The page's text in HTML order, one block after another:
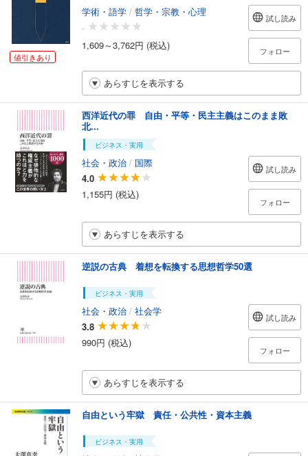
値引きあり
学術・語学 / 哲学・宗教・心理
-
1,609～3,762円 (税込)
試し読み
フォロー
あらすじを表示する
西洋近代の罪 自由・平等・民主主義はこのまま敗
北...
ビジネス・実用
社会・政治 / 国際
4.0
1,155円 (税込)
試し読み
フォロー
あらすじを表示する
逆説の古典 着想を転換する思想哲学50選
ビジネス・実用
社会・政治 / 社会学
3.8
990円 (税込)
試し読み
フォロー
あらすじを表示する
自由という牢獄 責任・公共性・資本主義
ビジネス・実用